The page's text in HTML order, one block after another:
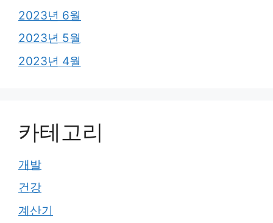
2023년 6월
2023년 5월
2023년 4월
카테고리
개발
건강
계산기